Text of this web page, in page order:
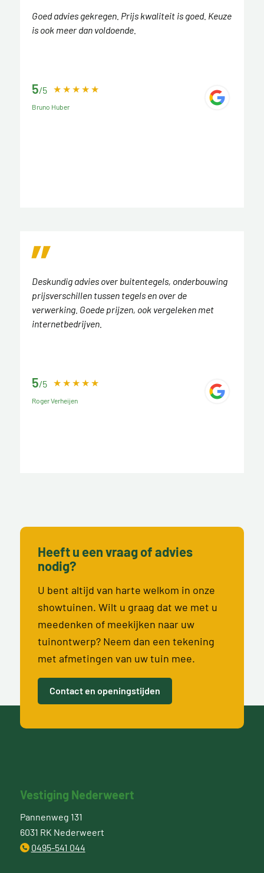
Goed advies gekregen. Prijs kwaliteit is goed. Keuze
is ook meer dan voldoende.
5/5
Bruno Huber
Deskundig advies over buitentegels, onderbouwing
prijsverschillen tussen tegels en over de
verwerking. Goede prijzen, ook vergeleken met
internetbedrijven.
5/5
Roger Verheijen
Heeft u een vraag of advies
nodig?
U bent altijd van harte welkom in onze
showtuinen. Wilt u graag dat we met u
meedenken of meekijken naar uw
tuinontwerp? Neem dan een tekening
met afmetingen van uw tuin mee.
Contact en openingstijden
Vestiging Nederweert
Pannenweg 131
6031 RK Nederweert
0495-541 044